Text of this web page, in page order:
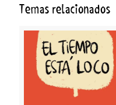
Temas relacionados